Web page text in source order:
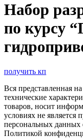
Набор
по курсу
получить кп
Вся представленная
технические
товаров, носит
условиях не является
персональных данных
Политикой